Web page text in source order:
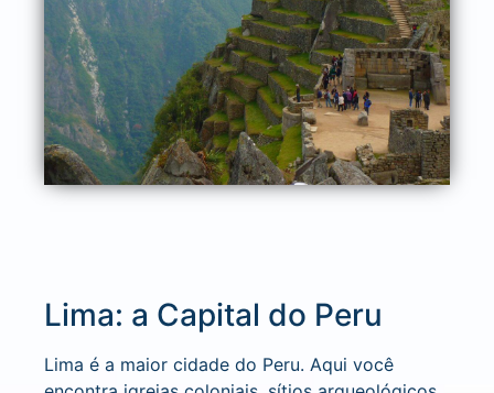
Lima: a Capital do Peru
Lima é a maior cidade do Peru. Aqui você